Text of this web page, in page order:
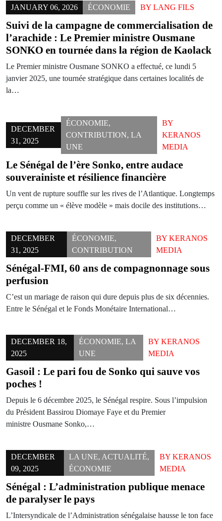
JANUARY 06, 2026 ÉCONOMIE BY LANG FILS
Suivi de la campagne de commercialisation de
l’arachide : Le Premier ministre Ousmane
SONKO en tournée dans la région de Kaolack
Le Premier ministre Ousmane SONKO a effectué, ce lundi 5
janvier 2025, une tournée stratégique dans certaines localités de
la…
DECEMBER
31, 2025
ÉCONOMIE,
CONTRIBUTION,LA
UNE
BY
KERANOS
MEDIA
Le Sénégal de l’ère Sonko, entre audace
souverainiste et résilience financière
Un vent de rupture souffle sur les rives de l’Atlantique. Longtemps
perçu comme un « élève modèle » mais docile des institutions…
DECEMBER
31, 2025
ÉCONOMIE,
CONTRIBUTION
BY KERANOS
MEDIA
Sénégal-FMI, 60 ans de compagnonnage sous
perfusion
C’est un mariage de raison qui dure depuis plus de six décennies.
Entre le Sénégal et le Fonds Monétaire International…
DECEMBER 18,
2025
ÉCONOMIE,LA
UNE
BYKERANOS
MEDIA
Gasoil : Le pari fou de Sonko qui sauve vos
poches !
Depuis le 6 décembre 2025, le Sénégal respire. Sous l’impulsion
du Président Bassirou Diomaye Faye et du Premier
ministre Ousmane Sonko,…
DECEMBER
09, 2025
LA UNE, ACTUALITÉ,
ÉCONOMIE
BY KERANOS
MEDIA
Sénégal : L’administration publique menace
de paralyser le pays
L’Intersyndicale de l’Administration sénégalaise hausse le ton face